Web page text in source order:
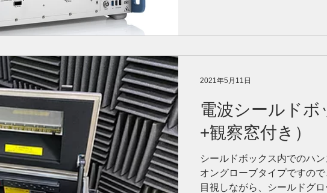
電波シールド
+観察窓付き）
シールドボックス内でのハ
オングローブタイプですの
目視しながら、シールドグ
2021年5月11日